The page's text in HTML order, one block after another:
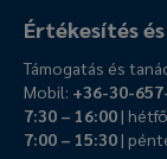
Értékesítés
Támogatás és
Mobil: +36-30-
7:30 – 16:00|
7:00 – 15:30|